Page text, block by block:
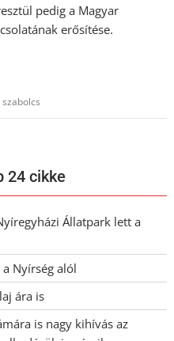
pedig a Magyar
erősítése.
szabolcs
24 cikke
Állatpark lett a
Nyírség alól
ára is
is nagy kihívás az